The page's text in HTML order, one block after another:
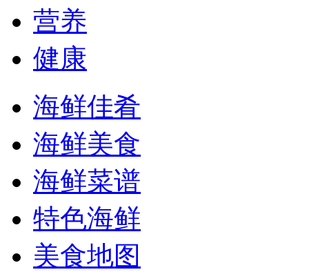
营养
健康
海鲜佳肴
海鲜美食
海鲜菜谱
特色海鲜
美食地图